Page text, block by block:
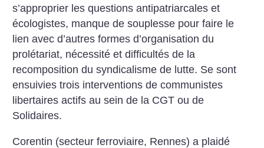
s’approprier les questions antipatriarcales et
écologistes, manque de souplesse pour faire le
lien avec d’autres formes d’organisation du
prolétariat, nécessité et difficultés de la
recomposition du syndicalisme de lutte. Se sont
ensuivies trois interventions de communistes
libertaires actifs au sein de la CGT ou de
Solidaires.
Corentin (secteur ferroviaire, Rennes) a plaidé